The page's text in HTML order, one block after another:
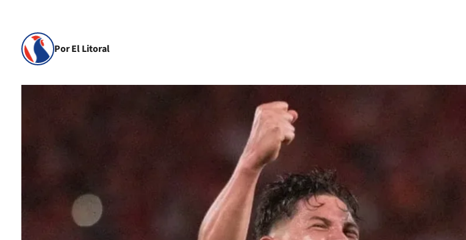
Por El Litoral